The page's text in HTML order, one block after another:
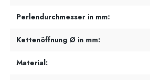
Perlendurchmesser in mm:
Kettenöffnung Ø in mm:
Material: